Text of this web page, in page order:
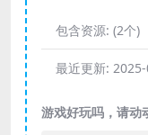
包含资源: (2个)
最近更新:
游戏好玩吗，请动